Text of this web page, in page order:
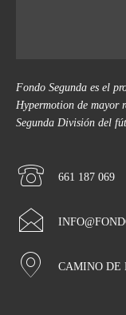
Fondo Segunda es el
Hypermotion de mayor
Segunda División del
661 187 069
CAMINO DE